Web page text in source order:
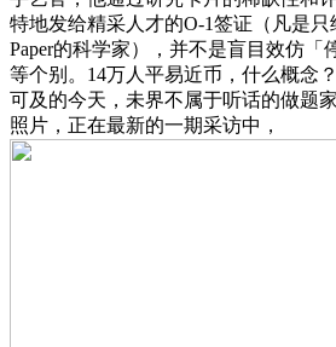
特地发给精采人才的O-1签证（凡是
Paper的科学家），并不是盲目效仿「
等个别。14万人平易近币，什么概念
可及的今天，未界不属于听话的做题
照片，正在最新的一期采访中，